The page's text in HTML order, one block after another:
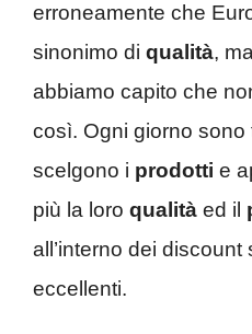
erroneamente che
sinonimo di qualità,
abbiamo capito che
così. Ogni giorno sono
scelgono i prodotti e
più la loro qualità ed il
all’interno dei discount
eccellenti.